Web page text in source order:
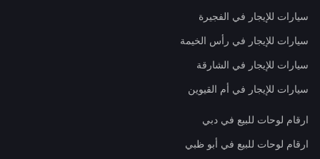
سيارات للإيجار في الفجيرة
سيارات للإيجار في رأس الخيمة
سيارات للإيجار في الشارقة
سيارات للإيجار في أم القيوين
ارقام لوحات للبيع في دبي
ارقام لوحات للبيع في أبو ظبي